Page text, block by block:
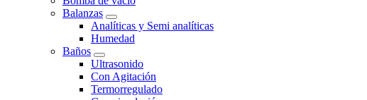
Balanzas
Analíticas y Semi analíticas
Humedad
Baños
Ultrasonido
Con Agitación
Termorregulado